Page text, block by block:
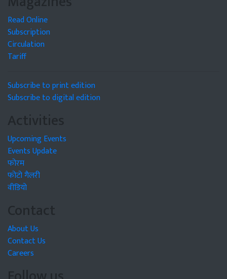
Read Online
Subscription
Circulation
Tariff
Subscribe to print edition
Subscribe to digital edition
Activities
Upcoming Events
Events Update
फोरम
फोटो गैलरी
वीडियो
Contact
About Us
Contact Us
Careers